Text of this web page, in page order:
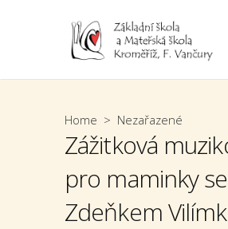
Home > Nezařazené
Zážitková
pro maminky se
Zdeňkem